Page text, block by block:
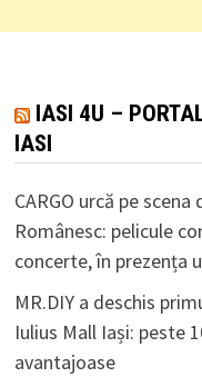
IASI 4U –
IASI
CARGO urcă pe
Românesc: pelicule
concerte, în prezența
MR.DIY a deschis
Iulius Mall Iași: peste
avantajoase